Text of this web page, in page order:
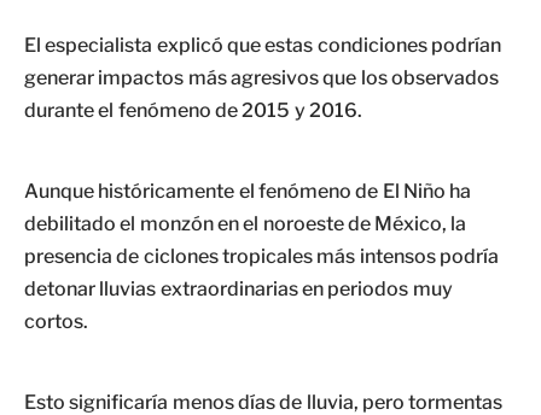
El especialista explicó que estas condiciones podrían
generar impactos más agresivos que los observados
durante el fenómeno de 2015 y 2016.
Aunque históricamente el fenómeno de El Niño ha
debilitado el monzón en el noroeste de México, la
presencia de ciclones tropicales más intensos podría
detonar lluvias extraordinarias en periodos muy
cortos.
Esto significaría menos días de lluvia, pero tormentas